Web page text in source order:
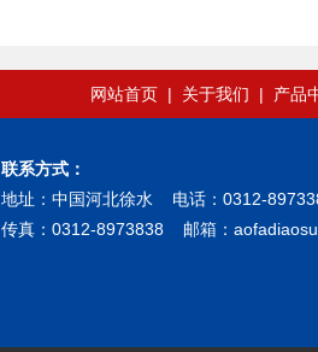
网站首页 | 关于我们 | 产品
联系方式：
地址：中国河北徐水 电话：0312-
传真：0312-8973838 邮箱：